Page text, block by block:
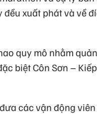
xuất phát và về
quy mô nhằm
biệt Côn Sơn –
các vận động